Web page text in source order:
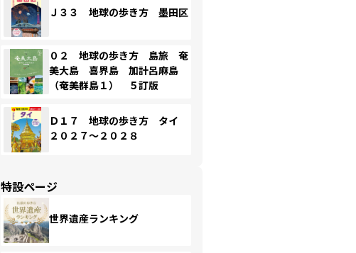
Ｊ３３ 地球の歩き方 墨田区
０２ 地球の歩き方 島旅 奄
美大島 喜界島 加計呂麻島
（奄美群島１） ５訂版
Ｄ１７ 地球の歩き方 タイ
２０２７～２０２８
特設ページ
世界遺産ランキング